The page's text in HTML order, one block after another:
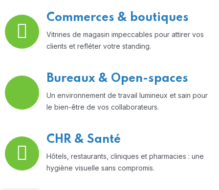
Commerces & boutiques
Vitrines de magasin impeccables pour attirer vos
clients et refléter votre standing.
Bureaux & Open-spaces
Un environnement de travail lumineux et sain pour
le bien-être de vos collaborateurs.
CHR & Santé
Hôtels, restaurants, cliniques et pharmacies : une
hygiène visuelle sans compromis.